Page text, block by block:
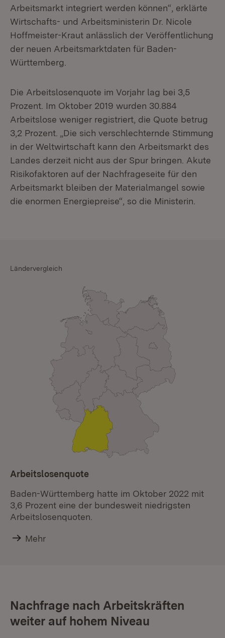
Arbeitsmarkt integriert werden können“, erklärte
Wirtschafts- und Arbeitsministerin Dr. Nicole
Hoffmeister-Kraut anlässlich der Veröffentlichung
der neuen Arbeitsmarktdaten für Baden-
Württemberg.
Die Arbeitslosenquote im Vorjahr lag bei 3,5
Prozent. Im Oktober 2019 wurden 30.884
Arbeitslose weniger registriert, die Quote betrug
3,2 Prozent. „Die sich verschlechternde Stimmung
in der Weltwirtschaft kann den Arbeitsmarkt des
Landes derzeit nicht aus der Spur bringen. Akute
Risikofaktoren auf der Nachfrageseite für den
Arbeitsmarkt bleiben der Materialmangel sowie
die enormen Energiepreise“, so die Ministerin.
Ländervergleich
Arbeitslosenquote
Baden-Württemberg hatte im Oktober 2022 mit
3,6 Prozent eine der bundesweit niedrigsten
Arbeitslosenquoten.
Mehr
Nachfrage nach Arbeitskräften
weiter auf hohem Niveau